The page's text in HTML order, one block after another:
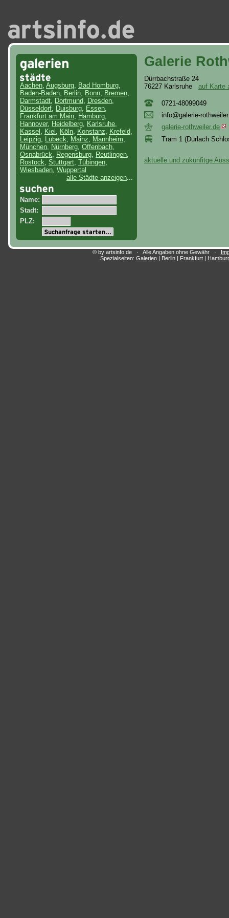
Aachen, Augsburg, Bad Homburg,
Baden-Baden, Berlin, Bonn, Bremen,
Darmstadt, Dortmund, Dresden,
Düsseldorf, Duisburg, Essen,
Frankfurt am Main, Hamburg,
Hannover, Heidelberg, Karlsruhe,
Kassel , Kiel , Köln, Konstanz, Krefeld,
Leipzig, Lübeck, Mainz, Mannheim,
München, Nürnberg, Offenbach,
Osnabrück, Regensburg, Reutlingen,
Rostock, Stuttgart, Tübingen,
Wiesbaden, Wuppertal
alle Städte anzeigen...
Name:
Stadt:
PLZ:
Galerie
Dürrbachstraße 24
76227 Karlsruhe auf Karte
0721-48099049
info@galerie-rothweil
galerie-rothweiler.de
Tram 1 (Durlach
aktuelle und zukünfitge
© by artsinfo.de · Alle Angaben ohne Gewähr ·
Spezialseiten: Galerien| Berlin| Frankfurt|